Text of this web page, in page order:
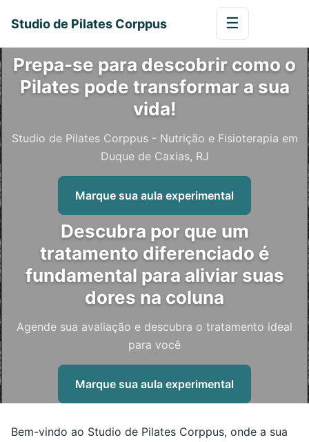
Studio de Pilates Corppus ☰
Prepa-se para descobrir como o
Pilates pode transformar a sua
vida!
Studio de Pilates Corppus - Nutrição e Fisioterapia em
Duque de Caxias, RJ
Marque sua aula experimental
Descubra por que um
tratamento diferenciado é
fundamental para aliviar suas
dores na coluna
Agende sua avaliação e descubra o tratamento ideal
para você
Marque sua aula experimental
Bem-vindo ao Studio de Pilates Corppus, onde a sua